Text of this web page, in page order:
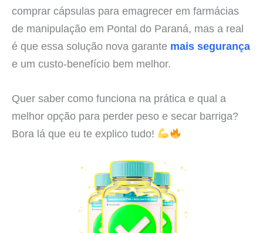
comprar cápsulas para emagrecer em farmácias
de manipulação em Pontal do Paraná, mas a real
é que essa solução nova garante mais segurança
e um custo-benefício bem melhor.
Quer saber como funciona na prática e qual a
melhor opção para perder peso e secar barriga?
Bora lá que eu te explico tudo!